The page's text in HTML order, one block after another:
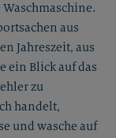
aus
Jahreszeit, aus
ein Blick auf das
zu
handelt,
und wasche auf